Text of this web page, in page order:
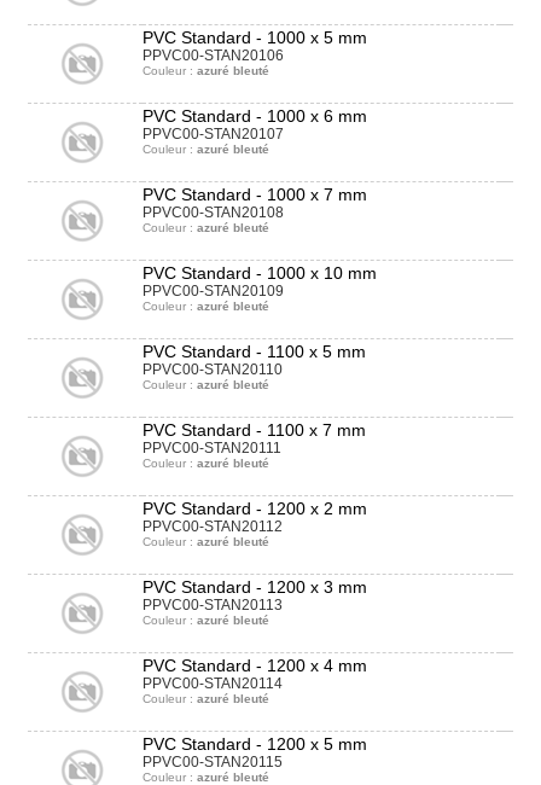
PVC Standard - 1000 x 5 mm
PPVC00-STAN20106
Couleur : azuré bleuté
PVC Standard - 1000 x 6 mm
PPVC00-STAN20107
Couleur : azuré bleuté
PVC Standard - 1000 x 7 mm
PPVC00-STAN20108
Couleur : azuré bleuté
PVC Standard - 1000 x 10 mm
PPVC00-STAN20109
Couleur : azuré bleuté
PVC Standard - 1100 x 5 mm
PPVC00-STAN20110
Couleur : azuré bleuté
PVC Standard - 1100 x 7 mm
PPVC00-STAN20111
Couleur : azuré bleuté
PVC Standard - 1200 x 2 mm
PPVC00-STAN20112
Couleur : azuré bleuté
PVC Standard - 1200 x 3 mm
PPVC00-STAN20113
Couleur : azuré bleuté
PVC Standard - 1200 x 4 mm
PPVC00-STAN20114
Couleur : azuré bleuté
PVC Standard - 1200 x 5 mm
PPVC00-STAN20115
Couleur : azuré bleuté